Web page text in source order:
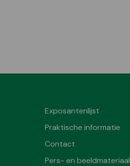
Exposantenlijst
Praktische informatie
Contact
Pers- en beeldmateriaal